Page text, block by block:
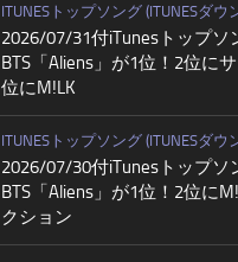
ITUNESトップソング (ITUNESダ
2026/07/31付iTunesトップソ
BTS「Aliens」が1位！2位に
位にM!LK
ITUNESトップソング (ITUNESダ
2026/07/30付iTunesトップソ
BTS「Aliens」が1位！2位に
クション